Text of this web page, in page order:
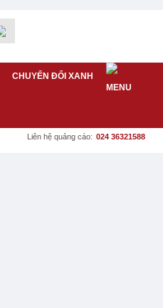
CHUYỂN ĐỔI XANH
Liên hệ quảng cáo: 024 36321588